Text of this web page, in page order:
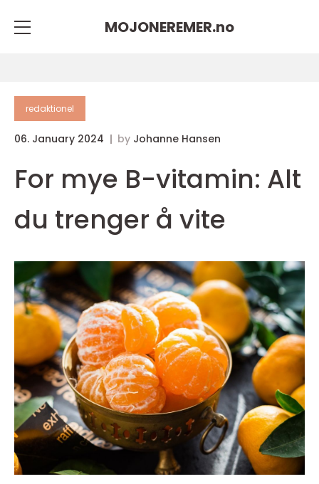
MOJONEREMER.no
redaktionel
06. January 2024 by Johanne Hansen
For mye B-vitamin: Alt
du trenger å vite